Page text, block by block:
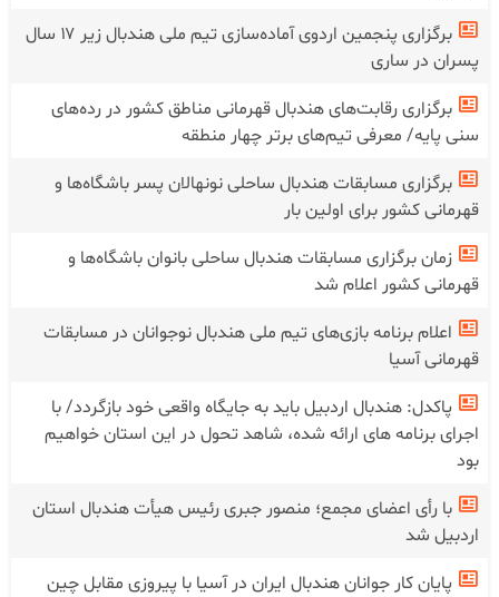
برگزاری پنجمین اردوی آماده‌سازی تیم ملی هندبال زیر ۱۷ سال
پسران در ساری
برگزاری رقابت‌های هندبال قهرمانی مناطق کشور در رده‌های
سنی پایه/ معرفی تیم‌های برتر چهار منطقه
برگزاری مسابقات هندبال ساحلی نونهالان پسر باشگاه‌ها و
قهرمانی کشور برای اولین بار
زمان برگزاری مسابقات هندبال ساحلی بانوان باشگاه‌ها و
قهرمانی کشور اعلام شد
اعلام برنامه بازی‌های تیم ملی هندبال نوجوانان در مسابقات
قهرمانی آسیا
پاکدل: هندبال اردبیل باید به جایگاه واقعی خود بازگردد/ با
اجرای برنامه های ارائه شده، شاهد تحول در این استان خواهیم
بود
با رأی اعضای مجمع؛ منصور جبری رئیس هیأت هندبال استان
اردبیل شد
پایان کار جوانان هندبال ایران در آسیا با پیروزی مقابل چین